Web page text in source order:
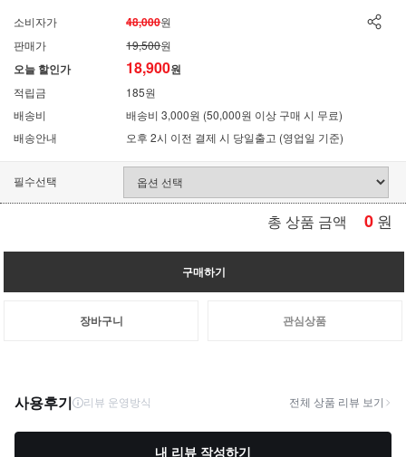
소비자가 48,000원
판매가
19,500원
오늘 할인가 18,900원
적립금
185원
배송비
배송비 3,000원 (50,000원 이상 구매 시 무료)
배송안내
오후 2시 이전 결제 시 당일출고 (영업일 기준)
필수선택
총 상품 금액 0 원
구매하기
장바구니 관심상품